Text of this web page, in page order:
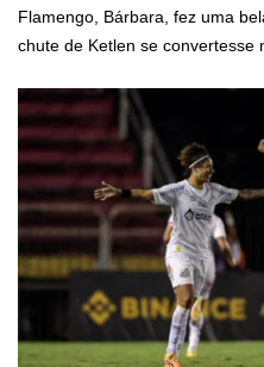
Flamengo, Bárbara, fez uma
chute de Ketlen se convertesse